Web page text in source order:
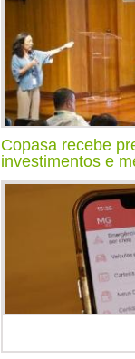
Copasa recebe
investimentos e